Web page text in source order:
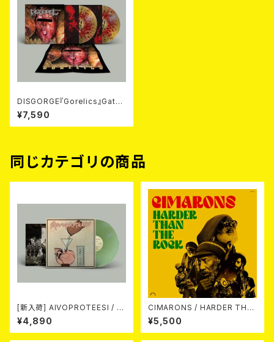
DISGORGE『Gorelics』Gatef
old 2LP(LTD.100 DIE-HARD
SPLATTER VINYL) 2026年7
月下旬～8月頃入荷予定!!
¥7,590
同じカテゴリの商品
[新入荷] AIVOPROTEESI / U
MPIKUJA (LP / LTD.100 DIE
-HARD COKE BOTTLE GRE
EN VINYL) (ITA / F.O.A.D.)
¥4,890
CIMARONS / HARDER THA
¥5,500